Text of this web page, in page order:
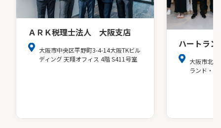
ＡＲＫ税理士法人 大阪支店
大阪市中央区平野町3-4-14大阪TKビル
ディング 天翔オフィス 4階 S411号室
ハートラ
大阪市北
ランド・